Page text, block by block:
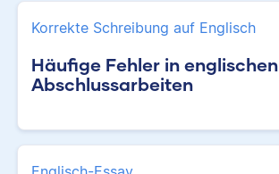
Korrekte Schreibung auf Englisch
Häufige Fehler in englischen
Abschlussarbeiten